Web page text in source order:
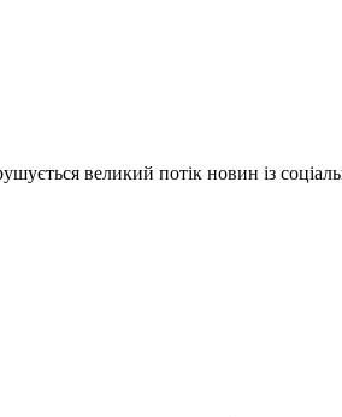
великий потік новин із